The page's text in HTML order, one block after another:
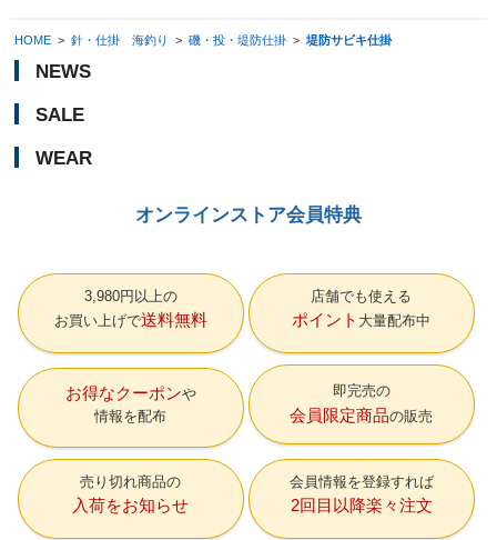
HOME > 針・仕掛 海釣り > 磯・投・堤防仕掛 > 堤防サビキ仕掛
NEWS
SALE
WEAR
オンラインストア会員特典
3,980円以上の
お買い上げで送料無料
店舗でも使える
ポイント 大量配布中
お得なクーポン
情報を配布
即完売の
会員限定商品の販売
売り切れ商品の
入荷をお知らせ
会員情報を登録すれば
2回目以降楽々注文